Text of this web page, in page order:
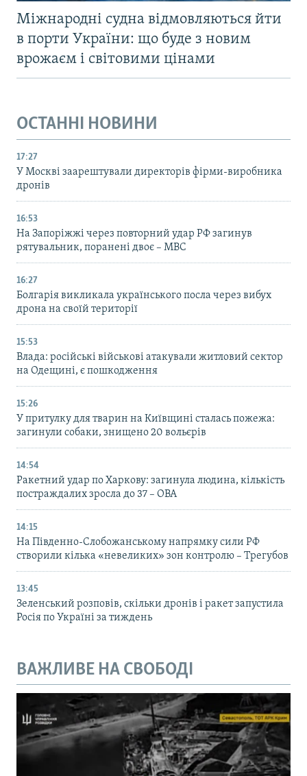
Міжнародні судна відмовляються йти
в порти України: що буде з новим
врожаєм і світовими цінами
ОСТАННІ НОВИНИ
17:27
У Москві заарештували директорів фірми-виробника
дронів
16:53
На Запоріжжі через повторний удар РФ загинув
рятувальник, поранені двоє – МВС
16:27
Болгарія викликала українського посла через вибух
дрона на своїй території
15:53
Влада: російські військові атакували житловий сектор
на Одещині, є пошкодження
15:26
У притулку для тварин на Київщині сталась пожежа:
загинули собаки, знищено 20 вольєрів
14:54
Ракетний удар по Харкову: загинула людина, кількість
постраждалих зросла до 37 – ОВА
14:15
На Південно-Слобожанському напрямку сили РФ
створили кілька «невеликих» зон контролю – Трегубов
13:45
Зеленський розповів, скільки дронів і ракет запустила
Росія по Україні за тиждень
ВАЖЛИВЕ НА СВОБОДІ